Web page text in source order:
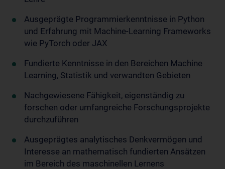
Ausgeprägte Programmierkenntnisse in Python
und Erfahrung mit Machine-Learning­ Frameworks
wie PyTorch oder JAX
Fundierte Kenntnisse in den Bereichen Machine
Learning, Statistik und verwandten Gebieten
Nachgewiesene Fähigkeit, eigenständig zu
forschen oder umfangreiche Forschungsprojekte
durchzuführen
Ausgeprägtes analytisches Denkvermögen und
Interesse an mathematisch fundierten Ansätzen
im Bereich des maschinellen Lernens